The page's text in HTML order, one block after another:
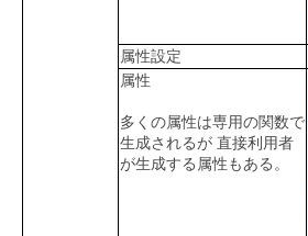
属性設定
属性
多くの属性は専用の関数で
生成されるが 直接利用者
が生成する属性もある。